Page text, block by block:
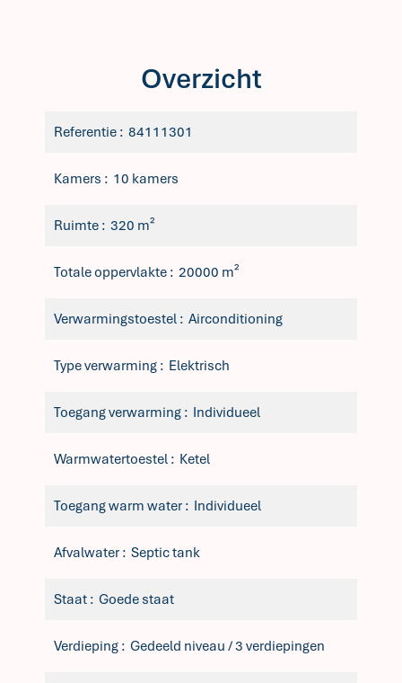
Overzicht
Referentie 84111301
Kamers 10 kamers
Ruimte 320 m²
Totale oppervlakte 20000 m²
Verwarmingstoestel Airconditioning
Type verwarming Elektrisch
Toegang verwarming Individueel
Warmwatertoestel Ketel
Toegang warm water Individueel
Afvalwater Septic tank
Staat Goede staat
Verdieping Gedeeld niveau / 3 verdiepingen